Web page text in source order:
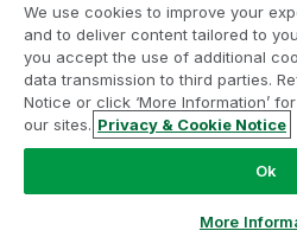
casella di controllo, al
l'ordine di caricamento
assegnato il primo
secondo colore e così
Un grafico a blocchi è in
Partecipa al
Modernization
Modernizza senza
QlikView con il programma
clic qui
ampquestions@qlik.com
We use cookies to improve your
and to deliver content tailored to
you accept the use of additional
data transmission to third parties.
Notice or click ‘More Information’
our sites. Privacy & Cookie Notice
Ok
More